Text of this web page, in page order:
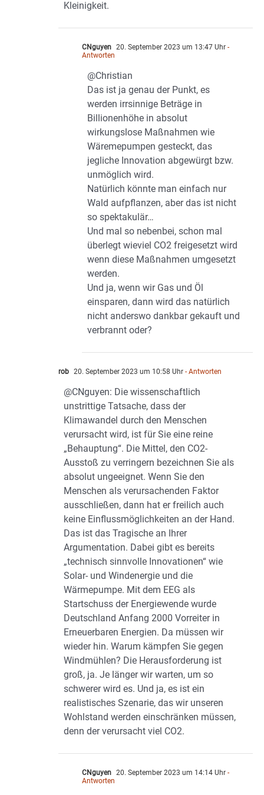
Kleinigkeit.
CNguyen 20. September 2023 um 13:47 Uhr -
Antworten
@Christian
Das ist ja genau der Punkt, es
werden irrsinnige Beträge in
Billionenhöhe in absolut
wirkungslose Maßnahmen wie
Wäremepumpen gesteckt, das
jegliche Innovation abgewürgt bzw.
unmöglich wird.
Natürlich könnte man einfach nur
Wald aufpflanzen, aber das ist nicht
so spektakulär…
Und mal so nebenbei, schon mal
überlegt wieviel CO2 freigesetzt wird
wenn diese Maßnahmen umgesetzt
werden.
Und ja, wenn wir Gas und Öl
einsparen, dann wird das natürlich
nicht anderswo dankbar gekauft und
verbrannt oder?
rob 20. September 2023 um 10:58 Uhr - Antworten
@CNguyen: Die wissenschaftlich
unstrittige Tatsache, dass der
Klimawandel durch den Menschen
verursacht wird, ist für Sie eine reine
„Behauptung“. Die Mittel, den CO2-
Ausstoß zu verringern bezeichnen Sie als
absolut ungeeignet. Wenn Sie den
Menschen als verursachenden Faktor
ausschließen, dann hat er freilich auch
keine Einflussmöglichkeiten an der Hand.
Das ist das Tragische an Ihrer
Argumentation. Dabei gibt es bereits
„technisch sinnvolle Innovationen“ wie
Solar- und Windenergie und die
Wärmepumpe. Mit dem EEG als
Startschuss der Energiewende wurde
Deutschland Anfang 2000 Vorreiter in
Erneuerbaren Energien. Da müssen wir
wieder hin. Warum kämpfen Sie gegen
Windmühlen? Die Herausforderung ist
groß, ja. Je länger wir warten, um so
schwerer wird es. Und ja, es ist ein
realistisches Szenarie, das wir unseren
Wohlstand werden einschränken müssen,
denn der verursacht viel CO2.
CNguyen 20. September 2023 um 14:14 Uhr -
Antworten